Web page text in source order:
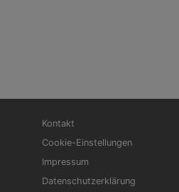
Fußbereichsmenü
Kontakt
Cookie-Einstellungen
Impressum
Datenschutzerklärung